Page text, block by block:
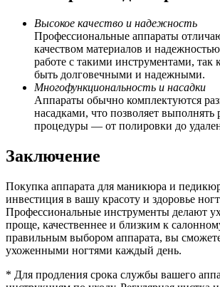
Высокое качество и надежность
Профессиональные аппараты
качеством материалов и
работе с такими инструментами,
быть долговечными и надежными.
Многофункциональность и насадки
Аппараты обычно комплектуются
насадками, что позволяет выполнять
процедуры — от полировки до
Заключение
Покупка аппарата для маникюра и
инвестиция в вашу красоту и здоровье
Профессиональные инструменты делают
проще, качественнее и близким к
правильным выбором аппарата, вы
ухоженными ногтями каждый день.
* Для продления срока службы вашего